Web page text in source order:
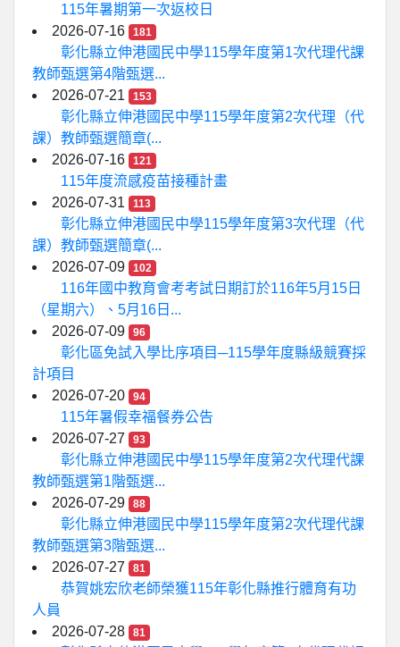
115年暑期第一次返校日
2026-07-16
181
彰化縣立伸港國民中學115學年度第1次代理代課
教師甄選第4階甄選...
2026-07-21
153
彰化縣立伸港國民中學115學年度第2次代理（代
課）教師甄選簡章(...
2026-07-16
121
115年度流感疫苗接種計畫
2026-07-31
113
彰化縣立伸港國民中學115學年度第3次代理（代
課）教師甄選簡章(...
2026-07-09
102
116年國中教育會考考試日期訂於116年5月15日
（星期六）、5月16日...
2026-07-09
96
彰化區免試入學比序項目─115學年度縣級競賽採
計項目
2026-07-20
94
115年暑假幸福餐券公告
2026-07-27
93
彰化縣立伸港國民中學115學年度第2次代理代課
教師甄選第1階甄選...
2026-07-29
88
彰化縣立伸港國民中學115學年度第2次代理代課
教師甄選第3階甄選...
2026-07-27
81
恭賀姚宏欣老師榮獲115年彰化縣推行體育有功
人員
2026-07-28
81